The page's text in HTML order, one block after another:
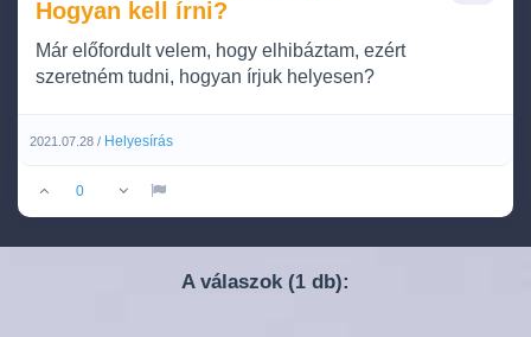
Hogyan kell írni?
Már előfordult velem, hogy elhibáztam, ezért
szeretném tudni, hogyan írjuk helyesen?
2021.07.28 / Helyesírás
0
A válaszok (1 db):